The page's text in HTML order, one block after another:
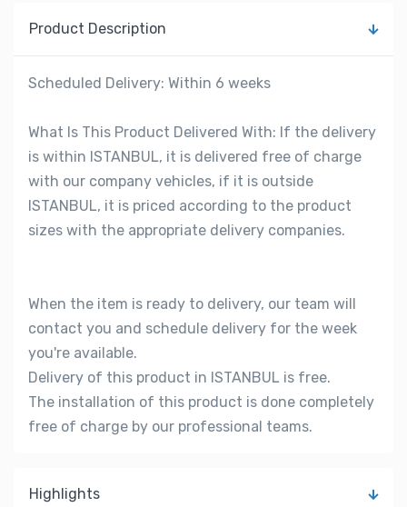
Product Description
Scheduled Delivery: Within 6 weeks
What Is This Product Delivered With: If the delivery
is within ISTANBUL, it is delivered free of charge
with our company vehicles, if it is outside
ISTANBUL, it is priced according to the product
sizes with the appropriate delivery companies.
When the item is ready to delivery, our team will
contact you and schedule delivery for the week
you're available.
Delivery of this product in ISTANBUL is free.
The installation of this product is done completely
free of charge by our professional teams.
Highlights